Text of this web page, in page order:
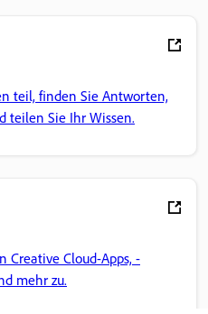
teil, finden Sie Antworten,
teilen Sie Ihr Wissen.
Creative Cloud-Apps, -
mehr zu.